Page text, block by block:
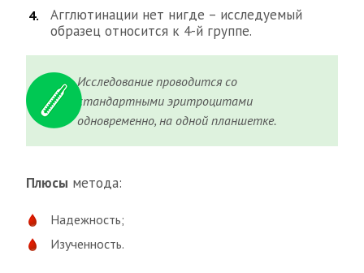
Агглютинации нет нигде – исследуемый
образец относится к 4-й группе.
Исследование проводится со
стандартными эритроцитами
одновременно, на одной планшетке.
Плюсы метода:
Надежность;
Изученность.